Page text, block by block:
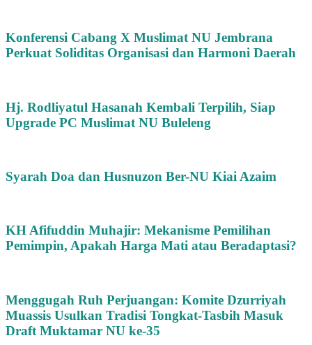
Konferensi Cabang X Muslimat NU Jembrana
Perkuat Soliditas Organisasi dan Harmoni Daerah
Hj. Rodliyatul Hasanah Kembali Terpilih, Siap
Upgrade PC Muslimat NU Buleleng
Syarah Doa dan Husnuzon Ber-NU Kiai Azaim
KH Afifuddin Muhajir: Mekanisme Pemilihan
Pemimpin, Apakah Harga Mati atau Beradaptasi?
Menggugah Ruh Perjuangan: Komite Dzurriyah
Muassis Usulkan Tradisi Tongkat-Tasbih Masuk
Draft Muktamar NU ke-35